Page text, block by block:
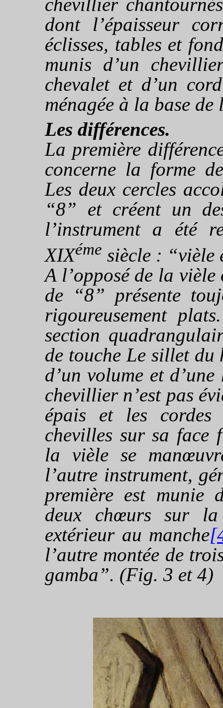
dont l’épaisseur
éclisses, tables et
munis d’un
chevalet et d’un
ménagée à la base de
Les différences.
La première
concerne la forme
Les deux cercles
“8” et créent un
l’instrument a été
XIXéme siècle : “vièle
A l’opposé de la
de “8” présente
rigoureusement
section
de touche Le sillet du
d’un volume et
chevillier n’est pas
épais et les cordes
chevilles sur sa face
la vièle se
l’autre instrument,
première est munie
deux chœurs sur
extérieur au manche
l’autre montée de
gamba”. (Fig. 3 et 4)